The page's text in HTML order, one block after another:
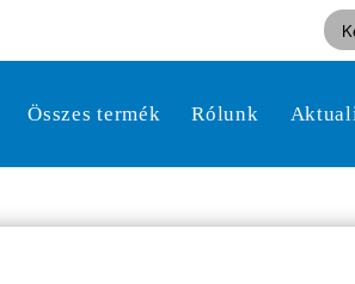
Összes termék Rólunk